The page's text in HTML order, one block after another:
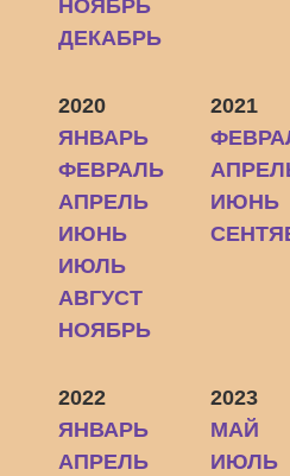
НОЯБРЬ
ДЕКАБРЬ
2020
ЯНВАРЬ
ФЕВРАЛЬ
АПРЕЛЬ
ИЮНЬ
ИЮЛЬ
АВГУСТ
НОЯБРЬ
2021
ИЮНЬ
2022
ЯНВАРЬ
АПРЕЛЬ
2023
МАЙ
ИЮЛЬ